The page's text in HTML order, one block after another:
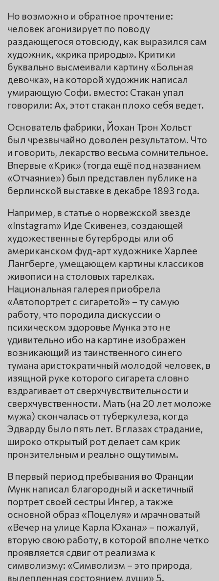
Но возможно и обратное прочтение:
человек агонизирует по поводу
раздающегося отовсюду, как выразился сам
художник, «крика природы». Критики
буквально высмеивали картину «Больная
девочка», на которой художник написал
умирающую Софи. вместо: Стакан упал
говорили: Ах, этот стакан плохо себя ведет.
Основатель фабрики, Йохан Трон Хольст
был чрезвычайно доволен результатом. Что
и говорить, лекарство весьма сомнительное.
Впервые «Крик» (тогда ещё под названием
«Отчаяние») был представлен публике на
берлинской выставке в декабре 1893 года.
Например, в статье о норвежской звезде
«Instagram» Иде Скивенез, создающей
художественные бутерброды или об
американском фуд-арт художнике Харлее
Лангберге, умещающем картины классиков
живописи на столовых тарелках.
Национальная галерея приобрела
«Автопортрет с сигаретой» – ту самую
работу, что породила дискуссии о
психическом здоровье Мунка это не
удивительно ибо на картине изображен
возникающий из таинственного синего
тумана аристократичный молодой человек, в
изящной руке которого сигарета словно
вздрагивает от сверхчувствительности и
сверхчувственности. Мать (на 20 лет моложе
мужа) скончалась от туберкулеза, когда
Эдварду было пять лет. В глазах страдание,
широко открытый рот делает сам крик
пронзительным и реально ощутимым.
В первый период пребывания во Франции
Мунк написал благородный и аскетичный
портрет своей сестры Ингер, а также
основной образ «Поцелуя» и мрачноватый
«Вечер на улице Карла Юхана» – пожалуй,
вторую свою работу, в которой вполне четко
проявляется сдвиг от реализма к
символизму: «Символизм – это природа,
вылепленная состоянием души» 5.